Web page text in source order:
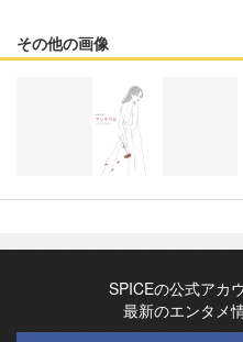
その他の画像
SPICEの公式アカ
最新のエンタメ